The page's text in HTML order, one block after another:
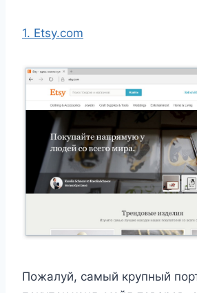
1. Etsy.com
Пожалуй, самый крупный